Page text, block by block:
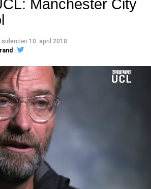
Manchester City
sidenden 10. april 2018